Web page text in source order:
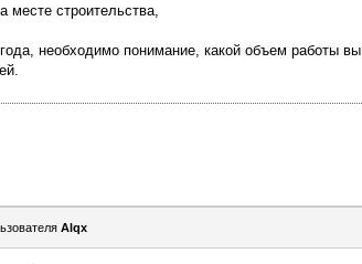
строительства,
необходимо понимание, какой объем работы вы
Alqx